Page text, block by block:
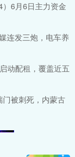
6月6日主力资金
连发三炮，电车养
动配租，覆盖近五
被刺死，内蒙古